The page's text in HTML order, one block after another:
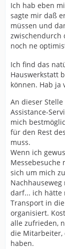
Ich hab eben
sagte mir daß
müssen und
zwischendurch
noch ne
Ich find das
Hauswerkstatt
können. Hab ja
An dieser Stelle
Assistance-
mich
für den Rest
muss.
Wenn ich
Messebesuche
sich um mich
darf... ich hätte
Transport in
organisiert.
alle zufrieden,
die Mitarbeiter,
haben.